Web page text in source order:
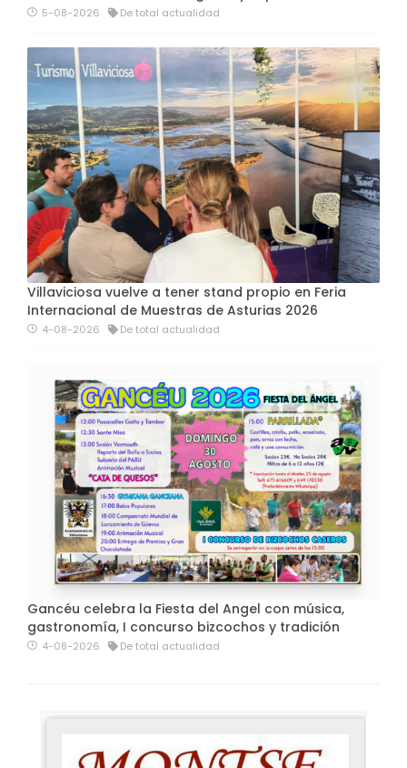
5-08-2026 De total actualidad
Villaviciosa vuelve a tener stand propio en Feria
Internacional de Muestras de Asturias 2026
4-08-2026 De total actualidad
Gancéu celebra la Fiesta del Angel con música,
gastronomía, I concurso bizcochos y tradición
4-08-2026 De total actualidad